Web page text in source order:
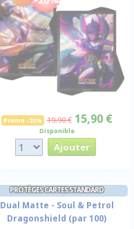
Promo -20% 19,90 € 15,90 €
Disponible
PROTÈGES CARTES STANDARD
Dual Matte - Soul & Petrol
Dragonshield (par 100)